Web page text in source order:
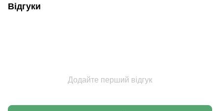
Відгуки
Додайте перший відгук